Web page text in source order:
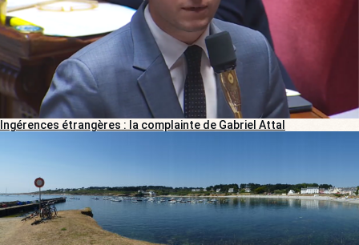
Ingérences étrangères : la complainte de Gabriel Attal